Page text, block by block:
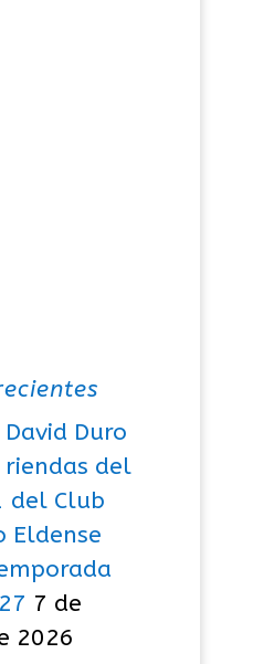
Duro
del
del Club
Eldense
7 de
2026